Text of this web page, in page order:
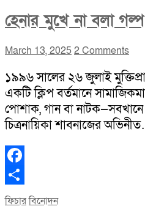
হেনার মুখে না বলা
March 13, 20252 Comments
১৯৯৬ সালের ২৬ জুলাই
একটি ক্লিপ বর্তমানে
পোশাক, গান বা নাটক—সবখানে
চিত্রনায়িকা শাবনাজের
Facebook
Share
ফিচারবিনোদন